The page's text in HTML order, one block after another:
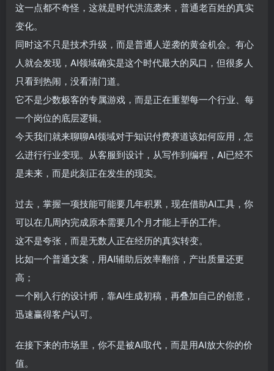
这一点都不奇怪，这就是时代洪流袭来，普通老百姓的真实
变化。
同时这不只是技术升级，而是普通人逆袭的黄金机会。有心
人就会发现，AI领域确实是这个时代最大的风口，但很多人
只看到热闹，没看清门道。
它不是少数极客的专属游戏，而是正在重塑每一个行业、每
一个岗位的底层逻辑。
今天我们就来聊聊AI领域对于知识付费赛道该如何应用，怎
么进行行业变现。从客服到设计，从写作到编程，AI已经不
是未来，而是此刻正在发生的现实。
过去，掌握一项技能可能要几年积累，现在借助AI工具，你
可以在几周内完成原本需要几个月才能上手的工作。
这不是夸张，而是无数人正在经历的真实转变。
比如一个普通文案，用AI辅助后效率翻倍，产出质量还更
高；
一个刚入行的设计师，靠AI生成初稿，再叠加自己的创意，
迅速赢得客户认可。
在接下来的市场里，你不是被AI取代，而是用AI放大你的价
值。